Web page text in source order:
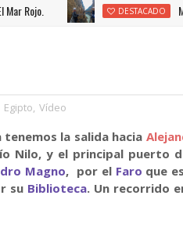
DESTACADO Málaga 2016:
Egipto, Vídeo
la salida hacia
Nilo, y el principal puerto
Magno, por el Faro que
su Biblioteca. Un recorrido